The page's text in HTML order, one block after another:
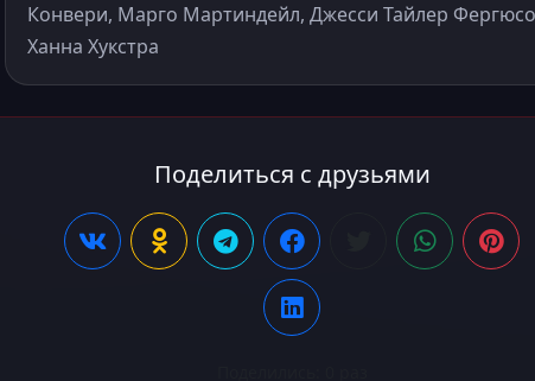
Конвери, Марго Мартиндейл, Джесси Тайлер
Ханна Хукстра
Поделиться с друзьями